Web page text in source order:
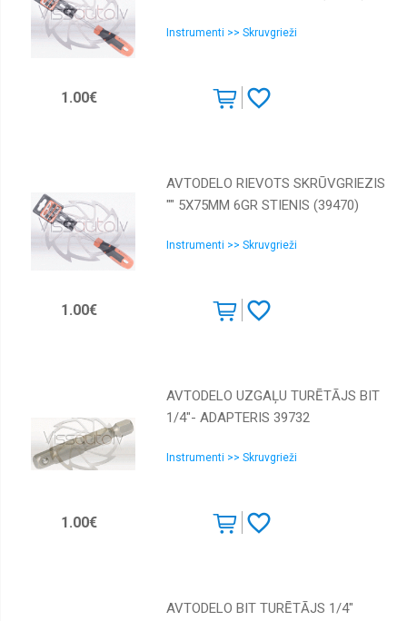
Instrumenti >> Skruvgrieži
1.00€
AVTODELO RIEVOTS SKRŪVGRIEZIS
"" 5Х75MM 6GR STIENIS (39470)
Instrumenti >> Skruvgrieži
1.00€
AVTODELO UZGAĻU TURĒTĀJS BIT
1/4"- ADAPTERIS 39732
Instrumenti >> Skruvgrieži
1.00€
AVTODELO BIT TURĒTĀJS 1/4"